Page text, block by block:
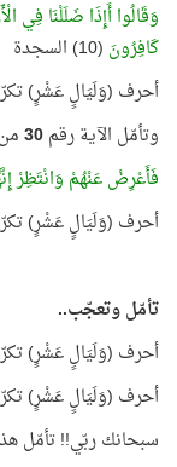
وَقَالُوا أَإِذَا ضَلَلْنَا فِي
كَافِرُونَ (10) السجدة
أحرف (وَلَيَالٍ عَشْرٍ)
وتأمّل الآية رقم30
فَأَعْرِضْ عَنْهُمْ وَانْتَظِرْ
أحرف (وَلَيَالٍ عَشْرٍ)
تأمّل وتعجّب..
أحرف (وَلَيَالٍ عَشْرٍ) تكرّرت 30 مرّة في
أحرف (وَلَيَالٍ عَشْرٍ) تكرّرت 10 مرّات في
سبحانك ربّي!! تأمّل